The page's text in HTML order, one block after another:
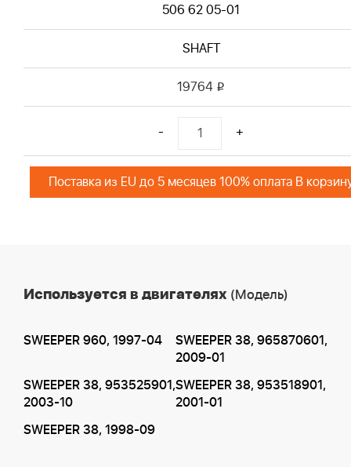
506 62 05-01
SHAFT
19764 i
- +
Поставка из EU до 5 месяцев 100% оплата В
Используется в двигателях (Модель)
SWEEPER 960, 1997-04
SWEEPER 38, 965870601,
2009-01
SWEEPER 38, 953525901,
2003-10
SWEEPER 38, 953518901,
2001-01
SWEEPER 38, 1998-09